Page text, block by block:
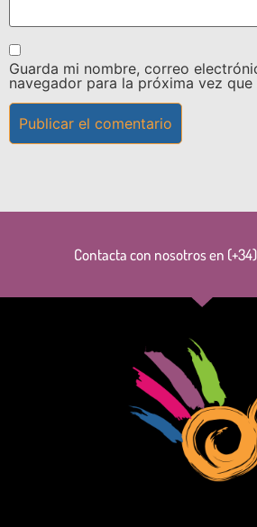
Guarda mi nombre, correo
navegador para la próxima vez que
Contacta con nosotros en